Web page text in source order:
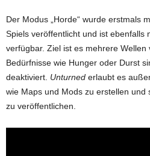
Der Modus „Horde“ wurde erstmals
Spiels veröffentlicht und ist ebenfalls
verfügbar. Ziel ist es mehrere Wellen
Bedürfnisse wie Hunger oder Durst
deaktiviert. Unturned erlaubt es
wie Maps und Mods zu erstellen und
zu veröffentlichen.